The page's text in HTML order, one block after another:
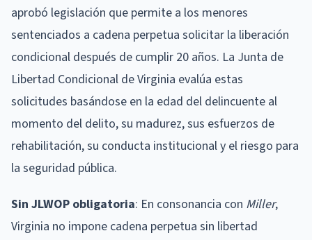
aprobó legislación que permite a los menores
sentenciados a cadena perpetua solicitar la liberación
condicional después de cumplir 20 años. La Junta de
Libertad Condicional de Virginia evalúa estas
solicitudes basándose en la edad del delincuente al
momento del delito, su madurez, sus esfuerzos de
rehabilitación, su conducta institucional y el riesgo para
la seguridad pública.
Sin JLWOP obligatoria: En consonancia con Miller,
Virginia no impone cadena perpetua sin libertad